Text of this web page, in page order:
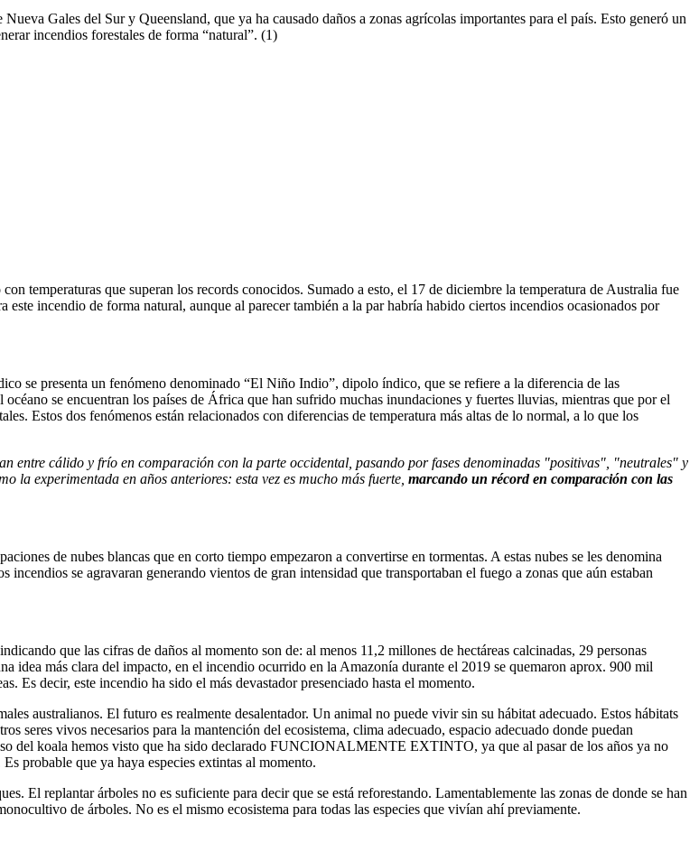
Gales del Sur y Queensland, que ya ha causado daños a zonas agrícolas importantes para el país. Esto generó un
incendios forestales de forma “natural”. (1)
temperaturas que superan los records conocidos. Sumado a esto, el 17 de diciembre la temperatura de Australia fue
incendio de forma natural, aunque al parecer también a la par habría habido ciertos incendios ocasionados por
se presenta un fenómeno denominado “El Niño Indio”, dipolo índico, que se refiere a la diferencia de las
océano se encuentran los países de África que han sufrido muchas inundaciones y fuertes lluvias, mientras que por el
Estos dos fenómenos están relacionados con diferencias de temperatura más altas de lo normal, a lo que los
entre cálido y frío en comparación con la parte occidental, pasando por fases denominadas "positivas", "neutrales" y
la experimentada en años anteriores: esta vez es mucho más fuerte, marcando un récord en comparación con las
de nubes blancas que en corto tiempo empezaron a convertirse en tormentas. A estas nubes se les denomina
incendios se agravaran generando vientos de gran intensidad que transportaban el fuego a zonas que aún estaban
indicando que las cifras de daños al momento son de: al menos 11,2 millones de hectáreas calcinadas, 29 personas
idea más clara del impacto, en el incendio ocurrido en la Amazonía durante el 2019 se quemaron aprox. 900 mil
Es decir, este incendio ha sido el más devastador presenciado hasta el momento.
australianos. El futuro es realmente desalentador. Un animal no puede vivir sin su hábitat adecuado. Estos hábitats
seres vivos necesarios para la mantención del ecosistema, clima adecuado, espacio adecuado donde puedan
del koala hemos visto que ha sido declarado FUNCIONALMENTE EXTINTO, ya que al pasar de los años ya no
probable que ya haya especies extintas al momento.
El replantar árboles no es suficiente para decir que se está reforestando. Lamentablemente las zonas de donde se han
de árboles. No es el mismo ecosistema para todas las especies que vivían ahí previamente.